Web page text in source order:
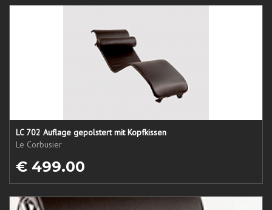
LC 702 Auflage gepolstert mit Kopfkissen
Le Corbusier
€ 499.00